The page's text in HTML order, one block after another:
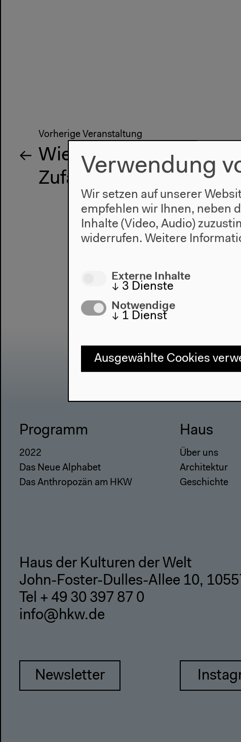
Vorherige Veranstaltung
Wie erzählen: Grenzen
Zufall, Irrtum, Angst 1
Programm
2022
Das Neue Alphabet
Das Anthropozän am HKW
Haus
Über uns
Architektur
Geschichte
Haus der Kulturen der Welt
John-Foster-Dulles-Allee 10,
Tel + 49 30 397 87 0
info@hkw.de
Newsletter
Verwendung
Wir setzen auf unserer
empfehlen wir Ihnen, neben
Inhalte (Video, Audio)
widerrufen. Weitere
Externe Inhalte
↓ 3 Dienste
Notwendige
↓ 1 Dienst
Ausgewählte Cookies